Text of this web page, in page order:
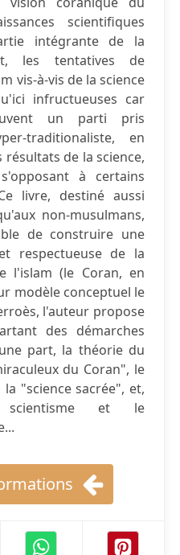
scientifiques
intégrante de la
les tentatives de
vis-à-vis de la science
infructueuses car
un parti pris
traditionaliste, en
de la science,
à certains
livre, destiné aussi
non-musulmans,
de construire une
respectueuse de la
l'islam (le Coran, en
modèle conceptuel le
l'auteur propose
des démarches
part, la théorie du
du Coran", le
"science sacrée", et,
et le